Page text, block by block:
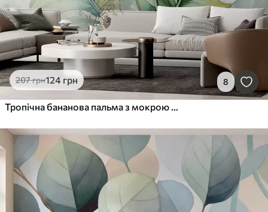
207грн124 грн 8
Тропічна бананова пальма з мокрою аквареллю